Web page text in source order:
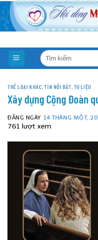
Skip
to
content
THỂ LOẠI KHÁC,TIN NỔI BẬT, TƯ LIỆU
Xây dựng Cộng Đoàn
ĐĂNG NGÀY 14 THÁNG MỘT,
761 lượt xem